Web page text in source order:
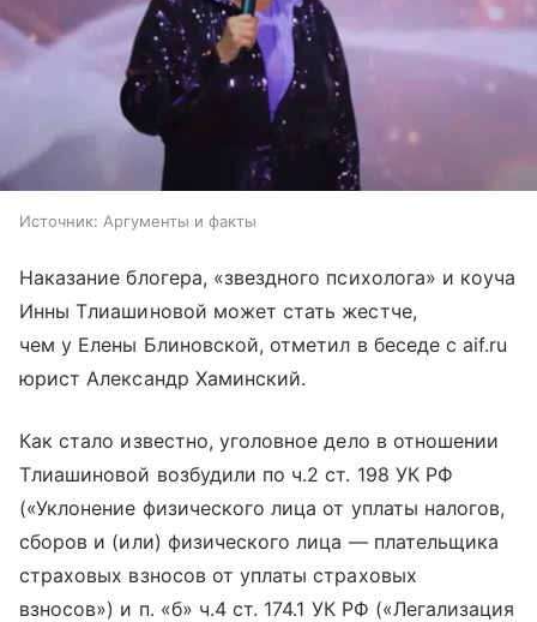
Источник: Аргументы и факты
Наказание блогера, «звездного психолога» и коуча
Инны Тлиашиновой может стать жестче,
чем у Елены Блиновской, отметил в беседе с aif.ru
юрист Александр Хаминский.
Как стало известно, уголовное дело в отношении
Тлиашиновой возбудили по ч.2 ст. 198 УК РФ
(«Уклонение физического лица от уплаты налогов,
сборов и (или) физического лица — плательщика
страховых взносов от уплаты страховых
взносов») и п. «б» ч.4 ст. 174.1 УК РФ («Легализация